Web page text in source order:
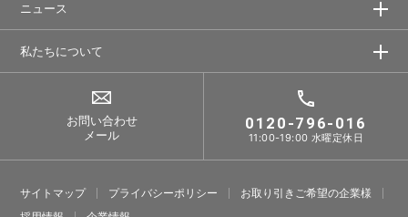
ニュース
私たちについて
お問い合わせ
メール
0120-796-016
11:00-19:00 水曜定休日
サイトマップ プライバシーポリシー
お取り引きご希望の企業様